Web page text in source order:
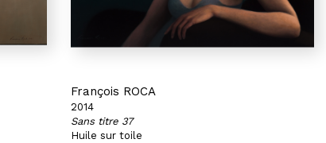
François ROCA
2014
Sans titre 37
Huile sur toile